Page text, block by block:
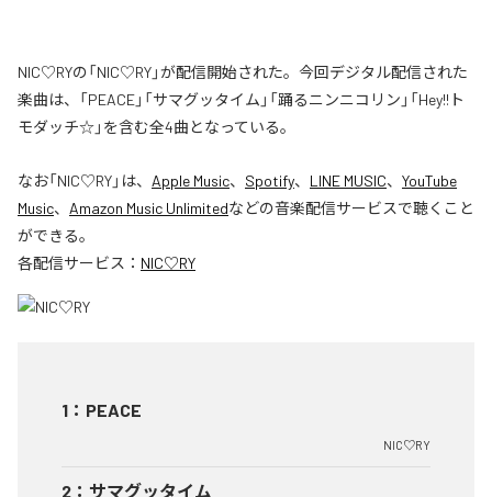
NIC♡RYの「NIC♡RY」が配信開始された。今回デジタル配信された
楽曲は、「PEACE」「サマグッタイム」「踊るニンニコリン」「Hey!!ト
モダッチ☆」を含む全4曲となっている。
なお「NIC♡RY」は、 Apple Music、 Spotify、 LINE MUSIC、 YouTube
Music、 Amazon Music Unlimitedなどの音楽配信サービスで聴くこと
ができる。
各配信サービス： NIC♡RY
1 ： PEACE
NIC♡RY
2 ： サマグッタイム